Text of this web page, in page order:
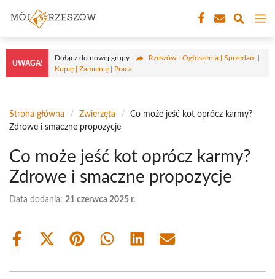
treści
UWAGA!
Dołącz do nowej grupy
Rzeszów - Ogłoszenia | Sprzedam |
Kupię | Zamienię | Praca
Strona główna / Zwierzęta /
Co może jeść kot oprócz karmy?
Zdrowe i smaczne propozycje
Co może jeść kot oprócz karmy?
Zdrowe i smaczne propozycje
Data dodania: 21 czerwca 2025 r.
Share
Share
(Twitter)
Share Share Share Share